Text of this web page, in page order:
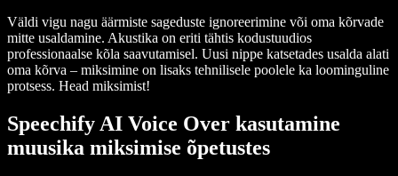
Väldi vigu nagu äärmiste sageduste ignoreerimine või oma kõrvade
mitte usaldamine. Akustika on eriti tähtis kodustuudios
professionaalse kõla saavutamisel. Uusi nippe katsetades usalda alati
oma kõrva – miksimine on lisaks tehnilisele poolele ka loominguline
protsess. Head miksimist!
Speechify AI Voice Over kasutamine
muusika miksimise õpetustes